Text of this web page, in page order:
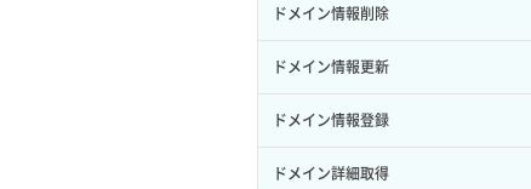
サブユーザー更新
サブユーザー詳細取得
トークン発行
バックアップ一覧取得
バックアップ詳細一覧取得
バックアップ詳細取得
ボリュームイメージ保存
イメージ詳細取得
サブネット削除（ローカルネットワー
ク用）
サブネット詳細取得
セキュリティグループ ルール一覧取得
プール更新
プール詳細取得
ヘルスモニタ一覧取得
ヘルスモニタ作成
アカウント情報取得
オブジェクトアップロード
オブジェクトダウンロード
オブジェクトバージョン管理
ドメイン情報削除
ドメイン情報更新
ドメイン情報登録
ドメイン詳細取得